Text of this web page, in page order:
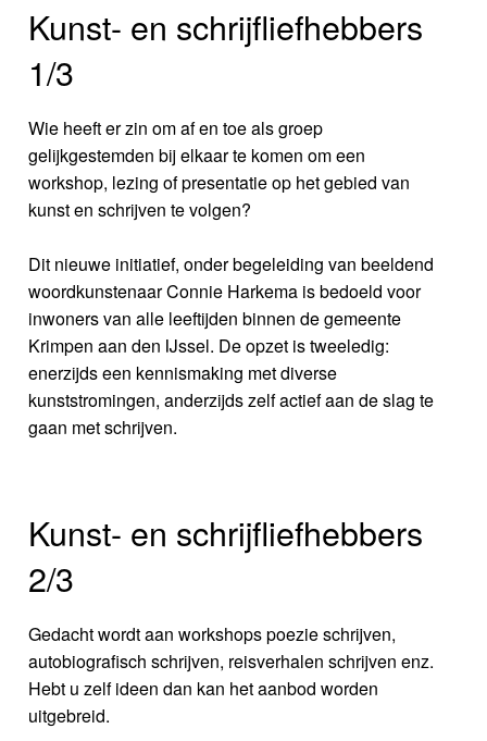
Kunst- en schrijfliefhebbers
1/3
Wie heeft er zin om af en toe als groep
gelijkgestemden bij elkaar te komen om een
workshop, lezing of presentatie op het gebied van
kunst en schrijven te volgen?
Dit nieuwe initiatief, onder begeleiding van beeldend
woordkunstenaar Connie Harkema is bedoeld voor
inwoners van alle leeftijden binnen de gemeente
Krimpen aan den IJssel. De opzet is tweeledig:
enerzijds een kennismaking met diverse
kunststromingen, anderzijds zelf actief aan de slag te
gaan met schrijven.
Kunst- en schrijfliefhebbers
2/3
Gedacht wordt aan workshops poezie schrijven,
autobiografisch schrijven, reisverhalen schrijven enz.
Hebt u zelf ideen dan kan het aanbod worden
uitgebreid.